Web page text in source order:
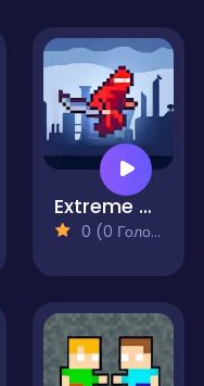
Extreme Way
0 (0 Голосів)